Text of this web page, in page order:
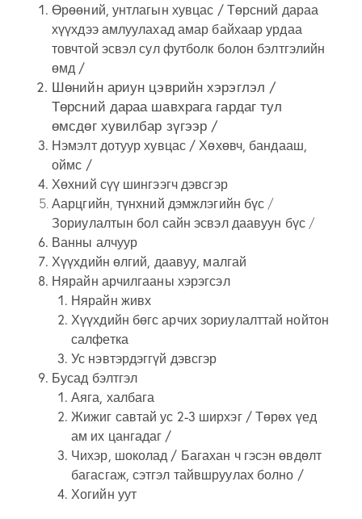
Өрөөний, унтлагын хувцас / Төрсний дараа
хүүхдээ амлуулахад амар байхаар урдаа
товчтой эсвэл сул футболк болон бэлтгэлийн
өмд /
Шөнийн ариун цэврийн хэрэглэл /
Төрсний дараа шавхрага гардаг тул
өмсдөг хувилбар зүгээр /
Нэмэлт дотуур хувцас / Хөхөвч, бандааш,
оймс /
Хөхний сүү шингээгч дэвсгэр
Аарцгийн, түнхний дэмжлэгийн бүс /
Зориулалтын бол сайн эсвэл даавуун бүс /
Ванны алчуур
Хүүхдийн өлгий, даавуу, малгай
Нярайн арчилгааны хэрэгсэл
Нярайн живх
Хүүхдийн бөгс арчих зориулалттай нойтон
салфетка
Ус нэвтэрдэггүй дэвсгэр
Бусад бэлтгэл
Аяга, халбага
Жижиг савтай ус 2-3 ширхэг / Төрөх үед
ам их цангадаг /
Чихэр, шоколад / Багахан ч гэсэн өвдөлт
багасгаж, сэтгэл тайвшруулах болно /
Хогийн уут